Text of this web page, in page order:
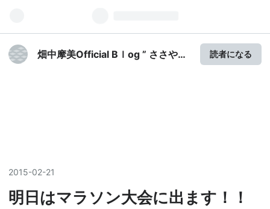
畑中摩美Official Bｌog ” ささやか
読者になる
2015-02-21
明日はマラソン大会に出ます！！